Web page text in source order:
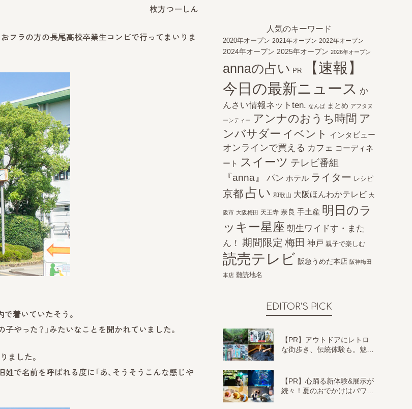
枚方つーしん
フラの方の長尾高校卒業生コンビで行ってまいりま
着いていたそう。
やった？」みたいなことを聞かれていました。
ました。
で名前を呼ばれる度に「あ、そうそうこんな感じや
人気のキーワード
2020年オープン 2021年オープン 2022年オープン
2024年オープン 2025年オープン 2026年オープン
annaの占い PR
【速報】
今日の最新ニュース か
んさい情報ネットten. なんば まとめ アフタヌ
ーンティー アンナのおうち時間 ア
ンバサダー イベント インタビュー
オンラインで買える カフェ コーディネ
ート
スイーツ テレビ番組
『anna』
パン ホテル ライター レシピ
京都 占い 和歌山 大阪ほんわかテレビ 大
阪市 大阪梅田 天王寺 奈良 手土産 明日のラ
ッキー星座 朝生ワイドす・また
ん！ 期間限定 梅田 神戸 親子で楽しむ
読売テレビ 阪急うめだ本店 阪神梅田
本店 難読地名
EDITOR'S PICK
【PR】アウトドアにレトロ
な街歩き、伝統体験も。魅…
【PR】心踊る新体験&展示が
続々！夏のおでかけはパワ…